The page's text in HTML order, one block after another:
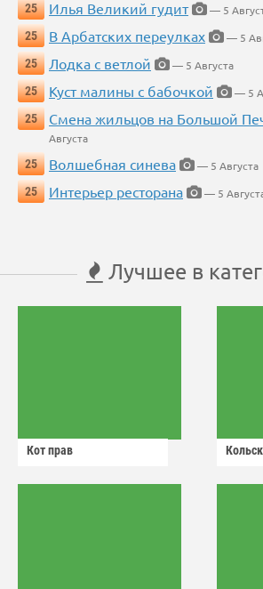
25
Илья Великий гудит
— 5
25
В Арбатских переулках
— 5
25
Лодка с ветлой
— 5 Августа
25
Куст малины с бабочкой
— 5
25
Смена жильцов на Большой
Августа
25
Волшебная синева
— 5 Августа
25
Интерьер ресторана — 5
Лучшее в
Кот прав